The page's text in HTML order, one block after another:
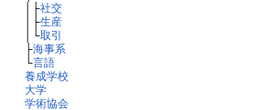
│├社交
│├生産
│└取引
├海事系
└言語
養成学校
大学
学術協会